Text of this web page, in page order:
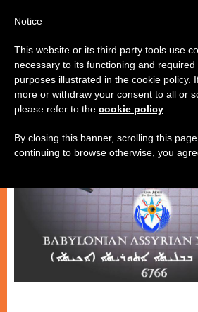
فنّ وثقافة,كنيسة محليّة
Notice
This website or its third party tools use
necessary to its functioning and
purposes illustrated in the cookie policy.
more or withdraw your consent to all or
please refer to the cookie policy
By closing this banner, scrolling this
continuing to browse otherwise, you